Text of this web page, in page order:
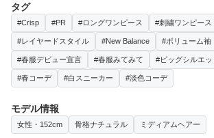
タグ
#Crisp #PR #ロングワンピース #刺繍ワンピース
#レイヤードスタイル #New Balance #ボリューム袖
#春服デビュー宣言 #春服みてみて #ビッグシルエッ
#春コーデ #白スニーカー #淡色コーデ
モデル情報
女性・152cm 骨格ナチュラル ミディアムヘアー